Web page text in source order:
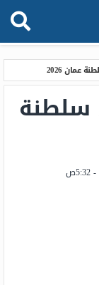
عمان 2026
سلطنة